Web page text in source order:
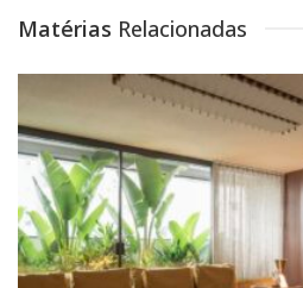
Matérias Relacionadas